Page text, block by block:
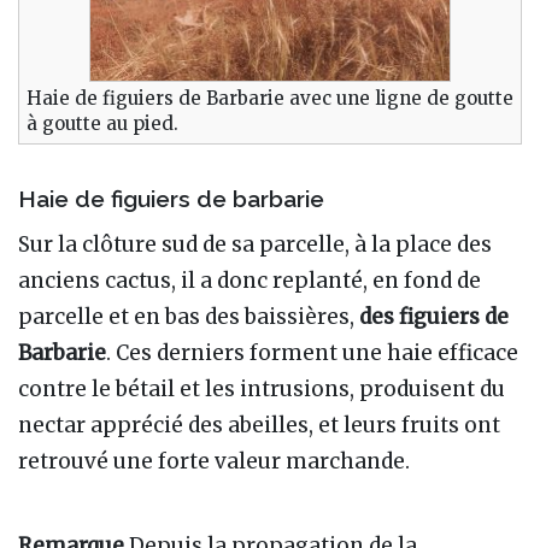
Haie de figuiers de Barbarie avec une ligne de goutte
à goutte au pied.
Haie de figuiers de barbarie
Sur la clôture sud de sa parcelle, à la place des
anciens cactus, il a donc replanté, en fond de
parcelle et en bas des baissières, des figuiers de
Barbarie. Ces derniers forment une haie efficace
contre le bétail et les intrusions, produisent du
nectar apprécié des abeilles, et leurs fruits ont
retrouvé une forte valeur marchande.